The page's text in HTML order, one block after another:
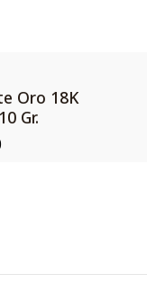
Oro 18K
Gr.